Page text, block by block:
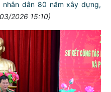
tác quý 1 năm 2026: Phạm
22,3%
(02/04/2026 10:51)